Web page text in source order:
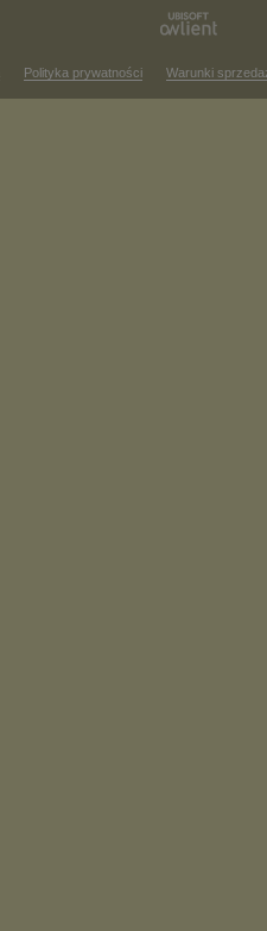
Polityka prywatności Warunki